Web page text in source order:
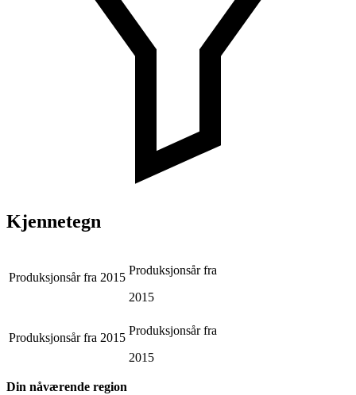
Kjennetegn
Produksjonsår fra 2015
Produksjonsår fra
2015
Produksjonsår fra 2015
Produksjonsår fra
2015
Din nåværende region